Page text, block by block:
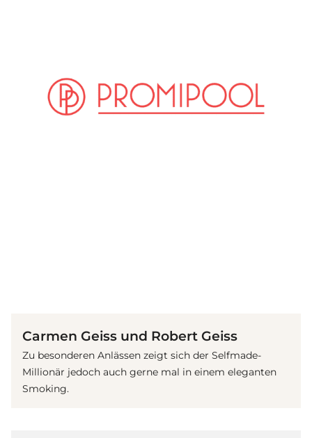
Carmen Geiss und Robert Geiss
Zu besonderen Anlässen zeigt sich der Selfmade-
Millionär jedoch auch gerne mal in einem eleganten
Smoking.